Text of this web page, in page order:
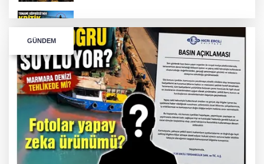
TONAMİ KÖPRÜSÜ'NDE PANİK!
GÜNEY MARMARA OTOYOLU İMAR
PLANLARI ASKIDA!
GÜNEY MARMARA OTOYOLU İMAR
PLANLARI ASKIDA!
GÜNDEM